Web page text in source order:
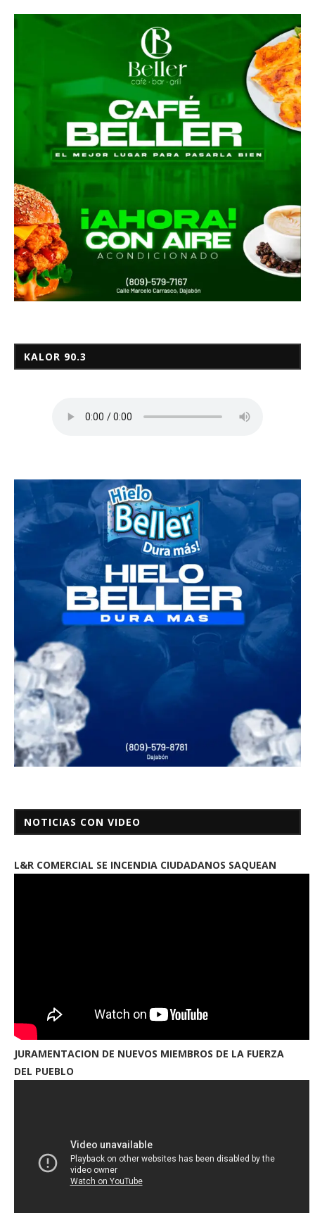
KALOR 90.3
NOTICIAS CON VIDEO
L&R COMERCIAL SE INCENDIA CIUDADANOS SAQUEAN
JURAMENTACION DE NUEVOS MIEMBROS DE LA FUERZA
DEL PUEBLO